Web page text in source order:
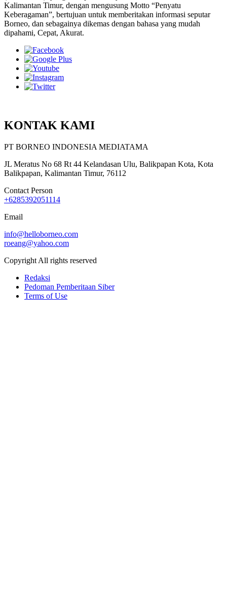
Kalimantan Timur, dengan mengusung Motto “Penyatu
Keberagaman”, bertujuan untuk memberitakan informasi seputar
Borneo, dan sebagainya dikemas dengan bahasa yang mudah
dipahami, Cepat, Akurat.
KONTAK KAMI
PT BORNEO INDONESIA MEDIATAMA
JL Meratus No 68 Rt 44 Kelandasan Ulu, Balikpapan Kota, Kota
Balikpapan, Kalimantan Timur, 76112
Contact Person
+6285392051114
Email
info@helloborneo.com
roeang@yahoo.com
Copyright All rights reserved
Redaksi
Pedoman Pemberitaan Siber
Terms of Use